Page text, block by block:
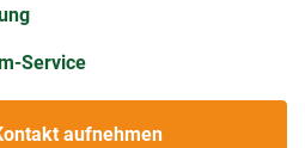
Service
aufnehmen